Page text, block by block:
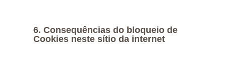
6. Consequências do bloqueio de
Cookies neste sítio da internet